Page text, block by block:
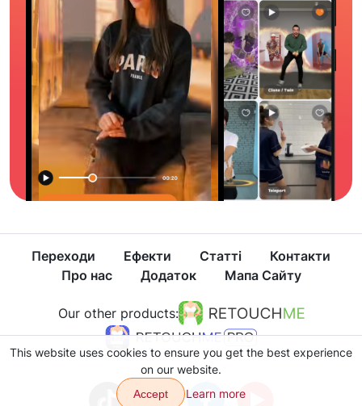
Переходи Ефекти Статті
Контакти
Про нас
Додаток Мапа Сайту
Our other products:
This website uses cookies to ensure you get the best experience
on our website.
Accept Learn more